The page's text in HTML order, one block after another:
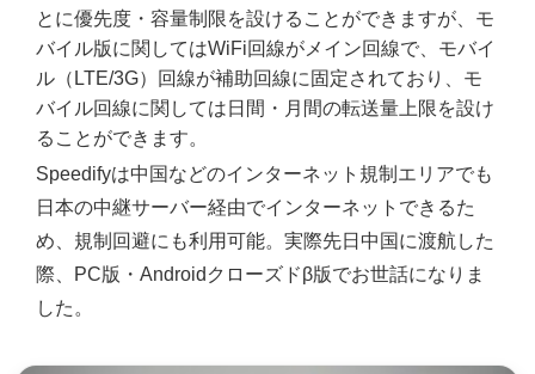
とに優先度・容量制限を設けることができますが、モ
バイル版に関してはWiFi回線がメイン回線で、モバイ
ル（LTE/3G）回線が補助回線に固定されており、モ
バイル回線に関しては日間・月間の転送量上限を設け
ることができます。
Speedifyは中国などのインターネット規制エリアでも
日本の中継サーバー経由でインターネットできるた
め、規制回避にも利用可能。実際先日中国に渡航した
際、PC版・Androidクローズドβ版でお世話になりま
した。